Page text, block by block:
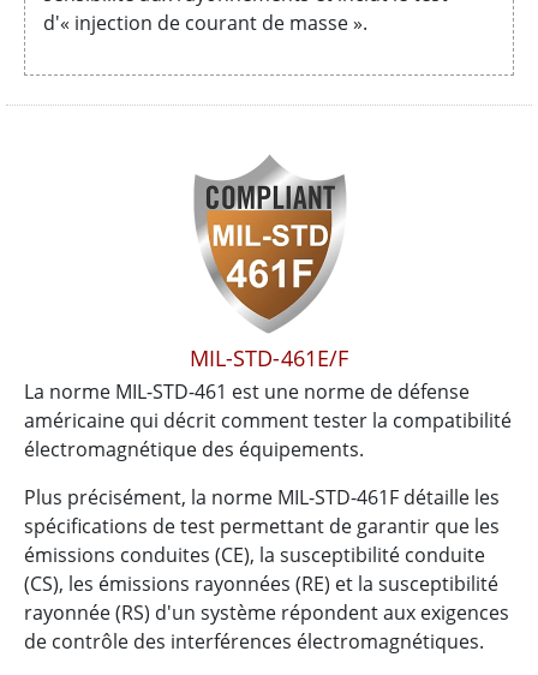
d'« injection de courant de masse ».
MIL-STD-461E/F
La norme MIL-STD-461 est une norme de défense
américaine qui décrit comment tester la compatibilité
électromagnétique des équipements.
Plus précisément, la norme MIL-STD-461F détaille les
spécifications de test permettant de garantir que les
émissions conduites (CE), la susceptibilité conduite
(CS), les émissions rayonnées (RE) et la susceptibilité
rayonnée (RS) d'un système répondent aux exigences
de contrôle des interférences électromagnétiques.